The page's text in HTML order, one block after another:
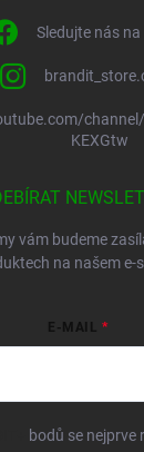
Sledujte nás na
channel/
KEXGtw
vám budeme
na našem e-
E-MAIL
bodů se nejprve